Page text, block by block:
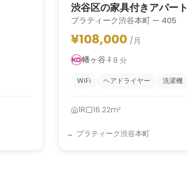
渋谷区の家具付きアパート
プラティーク渋谷本町 — 405
¥108,000 /月
幡ヶ谷
8 分
WiFi ヘアドライヤー 洗濯機
1R 16.22m²
プラティーク渋谷本町